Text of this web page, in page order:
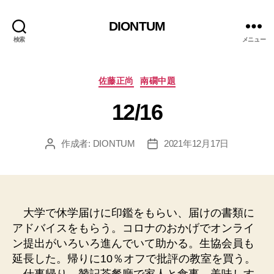
検索
DIONTUM
メニュー
カ
ゴ
リ
佐藤正尚 南礀中題
12/16
投 作成者: DIONTUM
投
2021年12月17日
大学で休学届けに印鑑をもらい、届けの書類に
アドバイスをもらう。コロナのおかげでオンライ
ン提出がいろいろ進んでいて助かる。生協会員も
延長した。帰りに10％オフで批評の教室を買う。